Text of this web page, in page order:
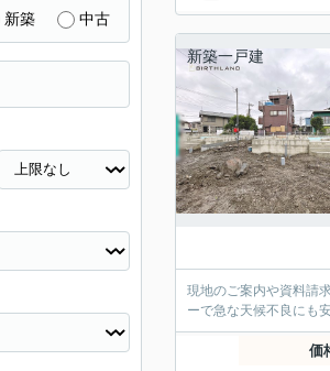
新築一戸建
現地のご案内や資料請
ーで急な天候不良にも
価
新築 中古